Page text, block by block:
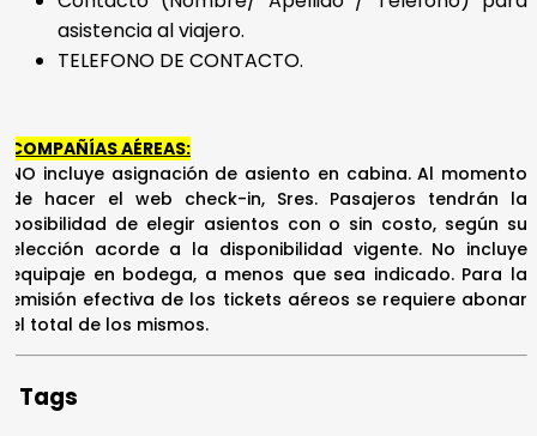
asistencia al viajero.
TELEFONO DE CONTACTO.
AÉREAS:
incluye asignación de asiento en cabina. Al momento
hacer el web check-in, Sres. Pasajeros tendrán la
de elegir asientos con o sin costo, según su
acorde a la disponibilidad vigente. No incluye
en bodega, a menos que sea indicado. Para la
efectiva de los tickets aéreos se requiere abonar
total de los mismos.